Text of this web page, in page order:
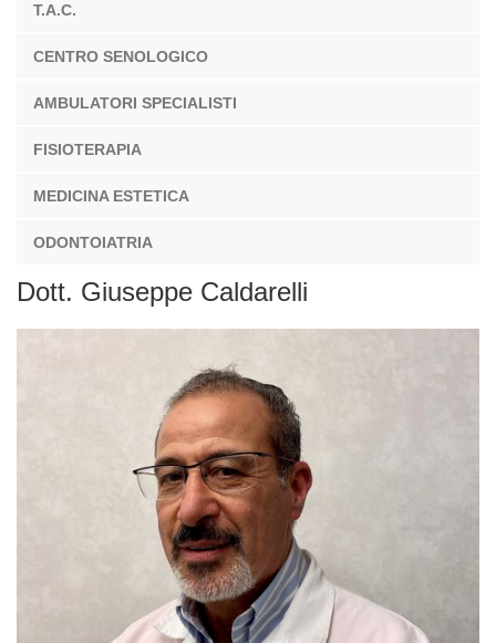
T.A.C.
CENTRO SENOLOGICO
AMBULATORI SPECIALISTI
FISIOTERAPIA
MEDICINA ESTETICA
ODONTOIATRIA
Dott. Giuseppe Caldarelli